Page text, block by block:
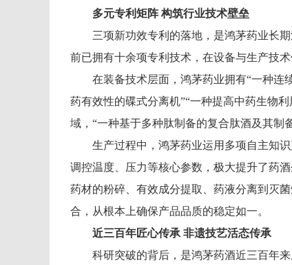
多元专利矩阵 构筑行业技术壁垒
三项新功效专利的落地，是鸿茅药业长
前已拥有十余项专利技术，在设备与生产技
在装备技术层面，鸿茅药业拥有“一种连
药有效性的碟式分离机”“一种提高中药生物
域，“一种基于多种肽制备的复合肽酒及其制
生产过程中，鸿茅药业运用多项自主知
调控温度、压力等核心参数，极大提升了药
药材的粉碎、有效成分提取、药液分离到灭
合，从根本上确保产品品质的稳定如一。
近三百年匠心传承 非遗技艺活态传承
科研突破的背后，是鸿茅药酒近三百年